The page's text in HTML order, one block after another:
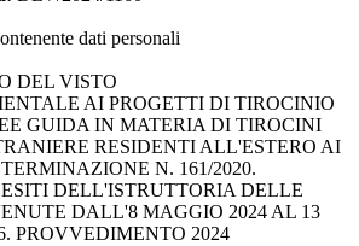
dati personali
DEL VISTO
AI PROGETTI DI TIROCINIO
GUIDA IN MATERIA DI TIROCINI
RESIDENTI ALL'ESTERO AI
N. 161/2020.
DELL'ISTRUTTORIA DELLE
DALL'8 MAGGIO 2024 AL 13
PROVVEDIMENTO 2024